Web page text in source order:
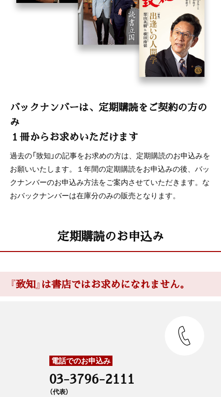
バックナンバーは、定期購読をご契約の方の
み
１冊からお求めいただけます
過去の「致知」の記事をお求めの方は、定期購読のお申込みを
お願いいたします。１年間の定期購読をお申込みの後、バッ
クナンバーのお申込み方法をご案内させていただきます。な
おバックナンバーは在庫分のみの販売となります。
定期購読のお申込み
『致知』は書店ではお求めになれません。
電話でのお申込み
03-3796-2111
（代表）